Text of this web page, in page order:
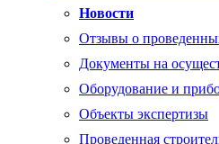
Новости
Отзывы о
Документы на
Оборудование и
Объекты экспертизы
Проведенная